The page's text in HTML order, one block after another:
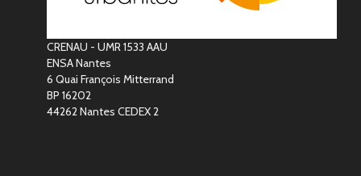
CRENAU - UMR 1533 AAU
ENSA Nantes
6 Quai François Mitterrand
BP 16202
44262 Nantes CEDEX 2